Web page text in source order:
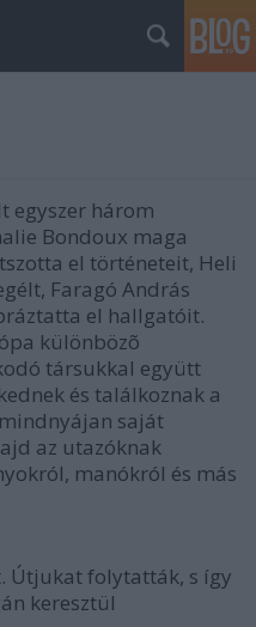
egyszer három
Bondoux maga
el történeteit, Heli
Faragó András
el hallgatóit.
különbözõ
társukkal együtt
és találkoznak a
saját
az utazóknak
manókról és más
Útjukat folytatták, s így
keresztül